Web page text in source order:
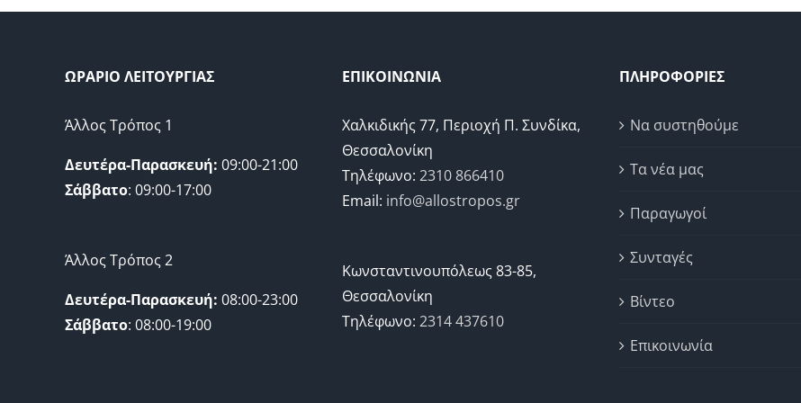
ΩΡΑΡΙΟ ΛΕΙΤΟΥΡΓΙΑΣ
Άλλος Τρόπος 1
Δευτέρα-Παρασκευή: 09:00-21:00
Σάββατο: 09:00-17:00
Άλλος Τρόπος 2
Δευτέρα-Παρασκευή: 08:00-23:00
Σάββατο: 08:00-19:00
ΕΠΙΚΟΙΝΩΝΙΑ
Χαλκιδικής 77, Περιοχή Π. Συνδίκα,
Θεσσαλονίκη
Τηλέφωνο: 2310 866410
Email: info@allostropos.gr
Κωνσταντινουπόλεως 83-85,
Θεσσαλονίκη
Τηλέφωνο: 2314 437610
ΠΛΗΡΟΦΟΡΙΕΣ
Να συστηθούμε
Τα νέα μας
Παραγωγοί
Συνταγές
Βίντεο
Επικοινωνία